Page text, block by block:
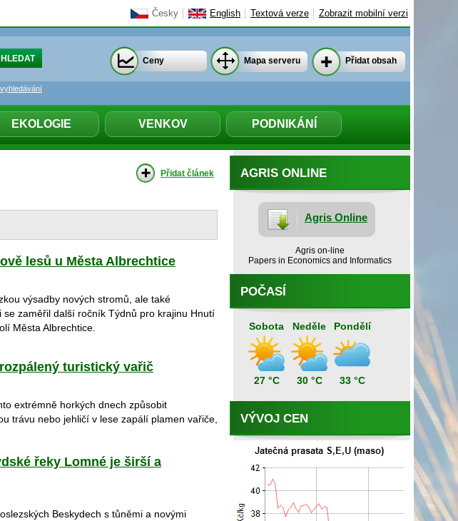
Česky English Textová verze Zobrazit mobilní verzi
EKOLOGIE VENKOV PODNIKÁNÍ
Ceny Mapa serveru Přidat obsah
Přidat článek
lesů u Města Albrechtice
výsadby nových stromů, ale také
zaměřil další ročník Týdnů pro krajinu Hnutí
Města Albrechtice.
turistický vařič
extrémně horkých dnech způsobit
trávu nebo jehličí v lese zapálí plamen vařiče,
řeky Lomné je širší a
Beskydech s tůněmi a novými
AGRIS ONLINE
Agris Online
Agris on-line
Papers in Economics and Informatics
POČASÍ
Sobota
27 °C
Neděle
30 °C
Pondělí
33 °C
VÝVOJ CEN